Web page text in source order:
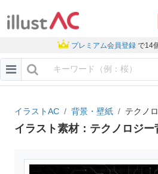
プレミアム会員登録 で14
イラストAC 背景・壁紙 テクノ
イラスト素材：テクノロジー